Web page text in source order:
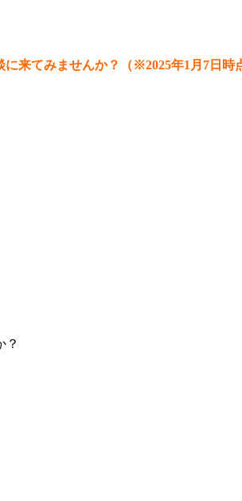
来てみませんか？
（※2025年1月7日時
？